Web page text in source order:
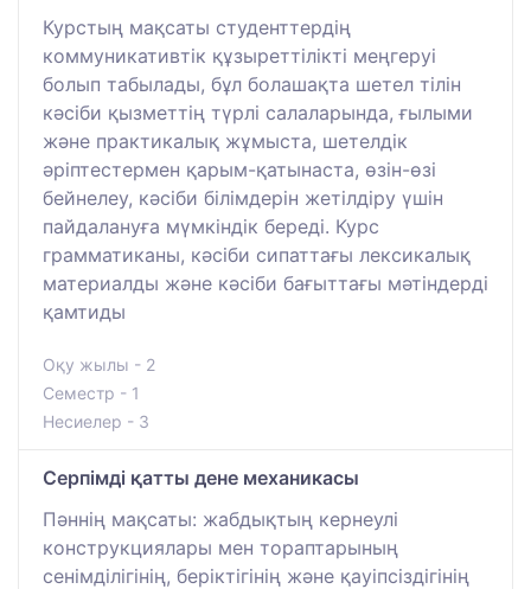
Курстың мақсаты студенттердің
коммуникативтік құзыреттілікті меңгеруі
болып табылады, бұл болашақта шетел тілін
кәсіби қызметтің түрлі салаларында, ғылыми
және практикалық жұмыста, шетелдік
әріптестермен қарым-қатынаста, өзін-өзі
бейнелеу, кәсіби білімдерін жетілдіру үшін
пайдалануға мүмкіндік береді. Курс
грамматиканы, кәсіби сипаттағы лексикалық
материалды және кәсіби бағыттағы мәтіндерді
қамтиды
Оқу жылы - 2
Семестр - 1
Несиелер - 3
Серпімді қатты дене механикасы
Пәннің мақсаты: жабдықтың кернеулі
конструкциялары мен тораптарының
сенімділігінің, беріктігінің және қауіпсіздігінің